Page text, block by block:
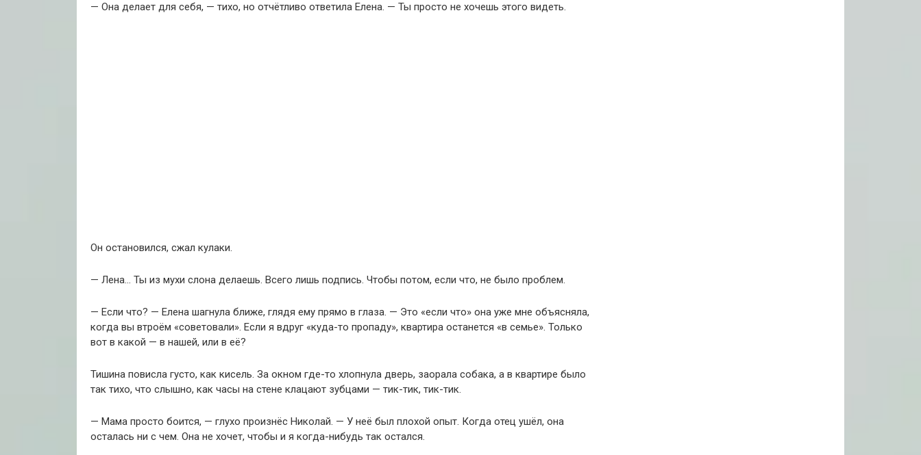
— Она делает для себя, — тихо, но отчётливо ответила Елена. — Ты просто не хочешь этого видеть.
Он остановился, сжал кулаки.
— Лена… Ты из мухи слона делаешь. Всего лишь подпись. Чтобы потом, если что, не было проблем.
— Если что? — Елена шагнула ближе, глядя ему прямо в глаза. — Это «если что» она уже мне объясняла,
когда вы втроём «советовали». Если я вдруг «куда-то пропаду», квартира останется «в семье». Только
вот в какой — в нашей, или в её?
Тишина повисла густо, как кисель. За окном где-то хлопнула дверь, заорала собака, а в квартире было
так тихо, что слышно, как часы на стене клацают зубцами — тик-тик, тик-тик.
— Мама просто боится, — глухо произнёс Николай. — У неё был плохой опыт. Когда отец ушёл, она
осталась ни с чем. Она не хочет, чтобы и я когда-нибудь так остался.